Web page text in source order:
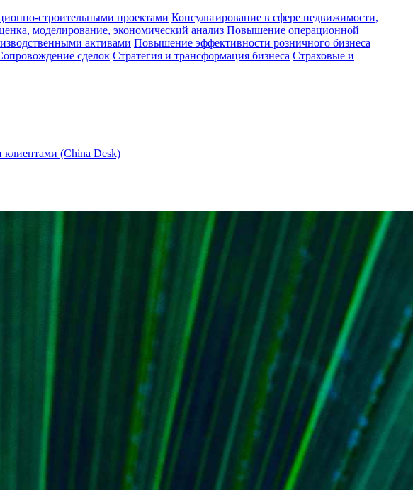
строительными проектами Консультирование в сфере недвижимости,
моделирование, экономический анализ Повышение операционной
активами Повышение эффективности розничного бизнеса
сделок Стратегия и трансформация бизнеса Страховые и
клиентами (China Desk)